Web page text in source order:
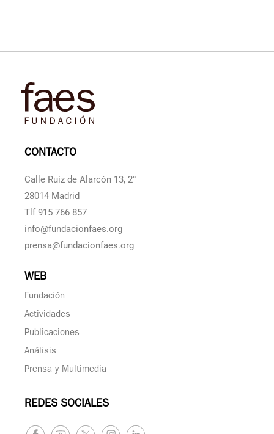
CONTACTO
Calle Ruiz de Alarcón 13, 2°
28014 Madrid
Tlf 915 766 857
info@fundacionfaes.org
prensa@fundacionfaes.org
WEB
Fundación
Actividades
Publicaciones
Análisis
Prensa y Multimedia
REDES SOCIALES